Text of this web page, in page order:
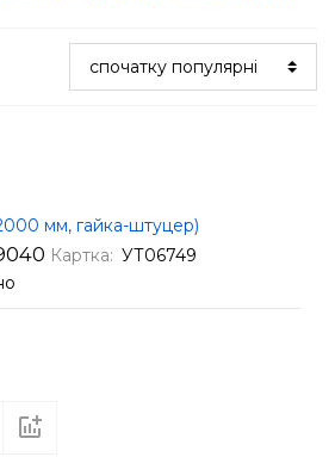
мм, гайка-штуцер)
Картка: УТ06749